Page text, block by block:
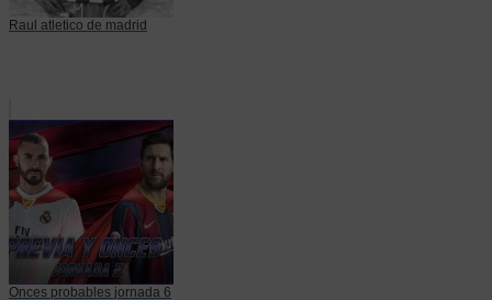
Raul atletico de madrid
Onces probables jornada 6